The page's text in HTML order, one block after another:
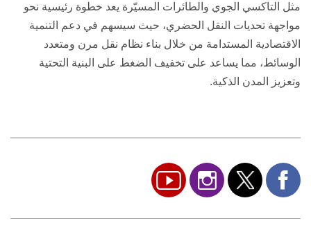
مثل التاكسي الجوي والطائرات المسيّرة يعد خطوة رئيسية نحو
مواجهة تحديات النقل الحضري، حيث سيسهم في دعم التنمية
الاقتصادية المستدامة من خلال بناء نظام نقل مرن ومتعدد
الوسائط، مما يساعد على تخفيف الضغط على البنية التحتية
وتعزيز المدن الذكية.